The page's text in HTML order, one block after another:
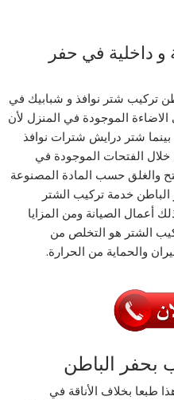
و داخلية في حفر
تركيب شتر نوافذ و شبابيك في
الموجودة في المنزل لأن
بينما شتر درايش شترات نوافذ
خلال الفتحات الموجودة في
والغلق حسب المادة المصنوعة
خدمة تركيب الشتر
أعمال الصيانة ومن المزايا
الشتر هو التخلص من
والحماية من الحرارة.
بحفر الباطن
طبعا بخلاف الأناقة في